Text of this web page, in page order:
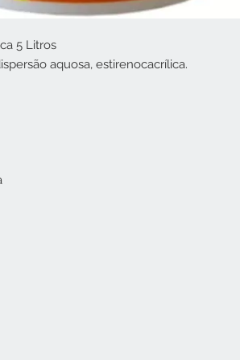
5 Litros
aquosa, estirenocacrílica.